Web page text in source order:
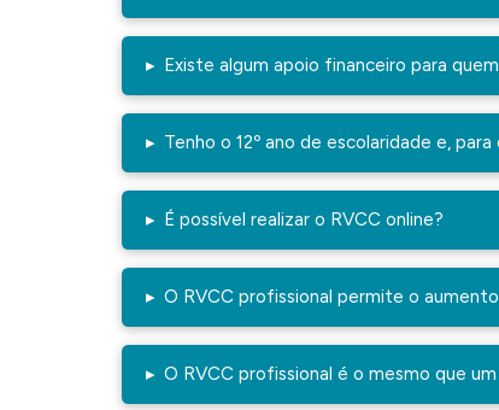
▸ Existe algum apoio financeiro para
▸ Tenho o 12º ano de escolaridade e,
▸ É possível realizar o RVCC online?
▸ O RVCC profissional permite o
▸ O RVCC profissional é o mesmo que